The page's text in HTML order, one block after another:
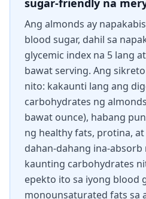
sugar-friendly na
Ang almonds ay
blood sugar, dahil sa
glycemic index na 5 lang
bawat serving. Ang
nito: kakaunti lang ang
carbohydrates ng
bawat ounce), habang
ng healthy fats, protina,
dahan-dahang ina-
kaunting carbohydrates
epekto ito sa iyong blood
monounsaturated fats sa